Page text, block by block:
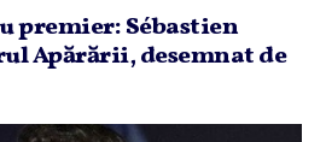
premier: Sébastien
Apărării, desemnat de